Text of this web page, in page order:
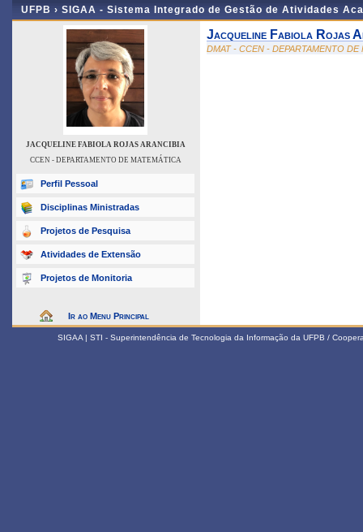
UFPB › SIGAA - Sistema Integrado de Gestão de Atividades
JACQUELINE FABIOLA ROJAS ARANCIBIA
CCEN - DEPARTAMENTO DE MATEMÁTICA
Perfil Pessoal
Disciplinas Ministradas
Projetos de Pesquisa
Atividades de Extensão
Projetos de Monitoria
Ir ao Menu Principal
Jacqueline Fabiola Rojas
DMAT - CCEN - DEPARTAMENTO DE
SIGAA | STI - Superintendência de Tecnologia da Informação da UFPB /